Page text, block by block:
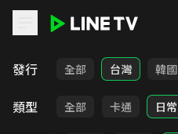
發行 全部 台灣 韓國
類型 全部 卡通 日常